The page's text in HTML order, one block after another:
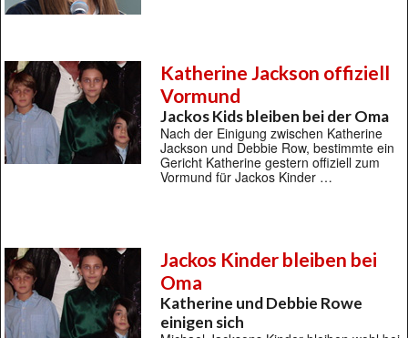
Katherine Jackson offiziell
Vormund
Jackos Kids bleiben bei der Oma
Nach der Einigung zwischen Katherine
Jackson und Debbie Row, bestimmte ein
Gericht Katherine gestern offiziell zum
Vormund für Jackos Kinder …
Jackos Kinder bleiben bei
Oma
Katherine und Debbie Rowe
einigen sich